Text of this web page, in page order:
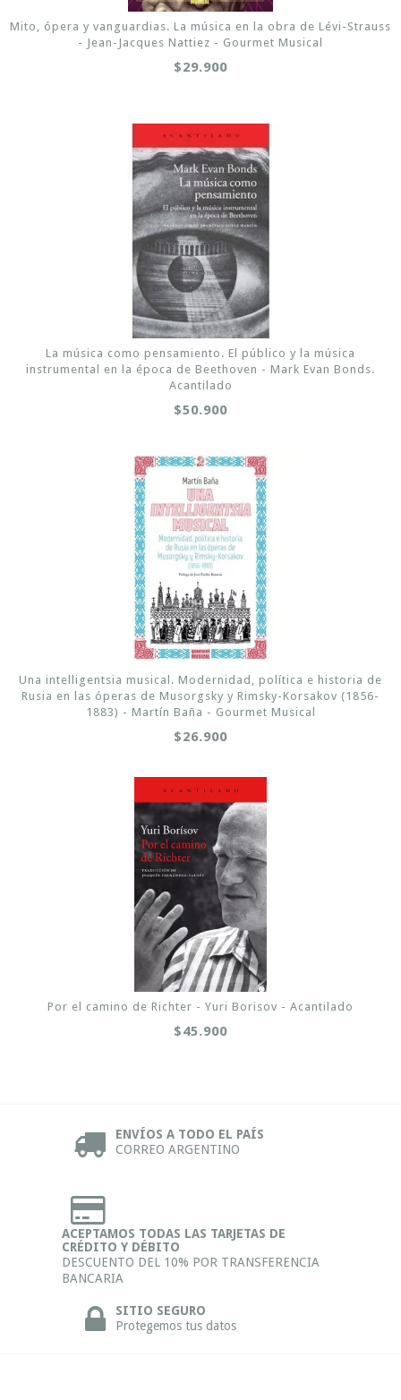
Mito, ópera y vanguardias. La música en la obra de Lévi-Strauss
- Jean-Jacques Nattiez - Gourmet Musical
$29.900
La música como pensamiento. El público y la música
instrumental en la época de Beethoven - Mark Evan Bonds.
Acantilado
$50.900
Una intelligentsia musical. Modernidad, política e historia de
Rusia en las óperas de Musorgsky y Rimsky-Korsakov (1856-
1883) - Martín Baña - Gourmet Musical
$26.900
Por el camino de Richter - Yuri Borisov - Acantilado
$45.900
ENVÍOS A TODO EL PAÍS
CORREO ARGENTINO
ACEPTAMOS TODAS LAS TARJETAS DE
CRÉDITO Y DÉBITO
DESCUENTO DEL 10% POR TRANSFERENCIA
BANCARIA
SITIO SEGURO
Protegemos tus datos